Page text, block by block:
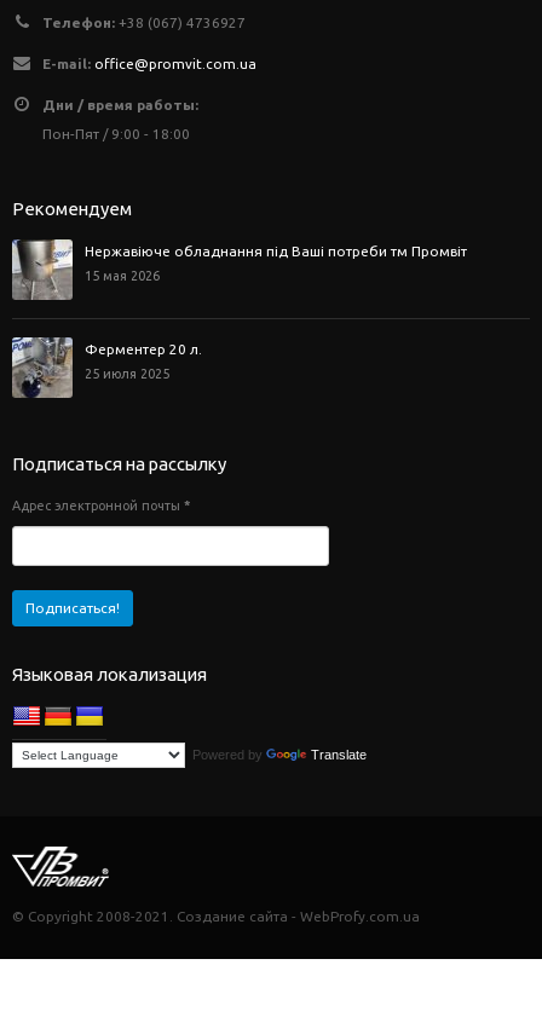
Телефон: +38 (067) 4736927
E-mail: office@promvit.com.ua
Дни / время работы:
Пон-Пят / 9:00 - 18:00
Рекомендуем
Нержавіюче обладнання під Ваші потреби тм Промвіт
15 мая 2026
Ферментер 20 л.
25 июля 2025
Подписаться на рассылку
Адрес электронной почты *
Языковая локализация
Powered by Translate
© Copyright 2008-2021. Создание сайта - WebProfy.com.ua